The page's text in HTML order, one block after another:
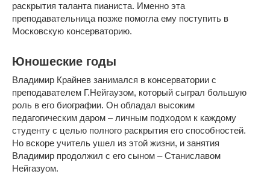
раскрытия таланта пианиста. Именно эта
преподавательница позже помогла ему поступить в
Московскую консерваторию.
Юношеские годы
Владимир Крайнев занимался в консерватории с
преподавателем Г.Нейгаузом, который сыграл большую
роль в его биографии. Он обладал высоким
педагогическим даром – личным подходом к каждому
студенту с целью полного раскрытия его способностей.
Но вскоре учитель ушел из этой жизни, и занятия
Владимир продолжил с его сыном – Станиславом
Нейгазуом.